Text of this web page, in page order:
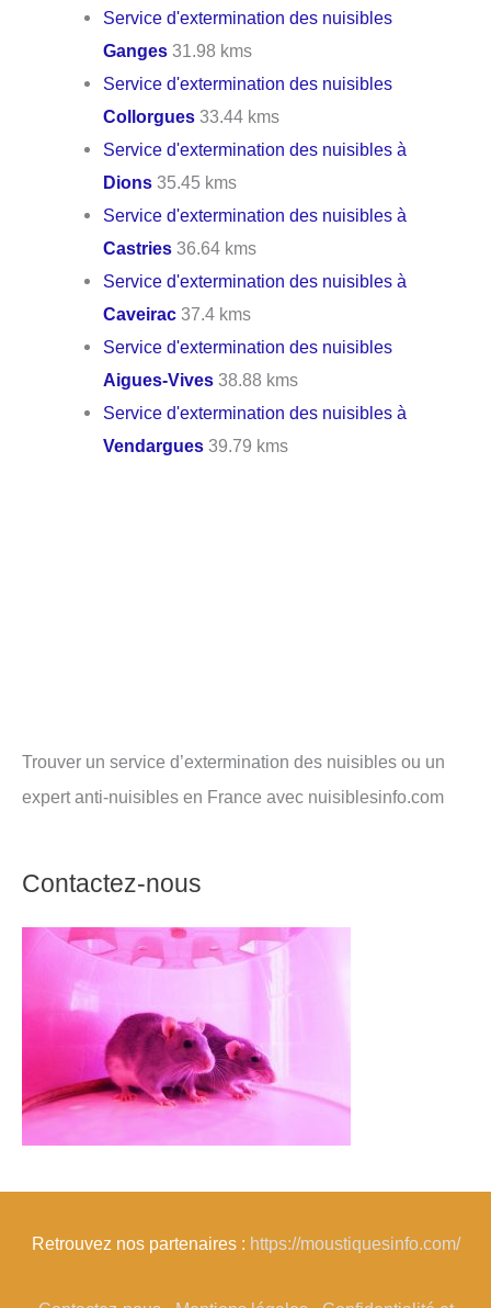
Service d'extermination des nuisibles
Ganges 31.98 kms
Service d'extermination des nuisibles
Collorgues 33.44 kms
Service d'extermination des nuisibles à
Dions 35.45 kms
Service d'extermination des nuisibles à
Castries 36.64 kms
Service d'extermination des nuisibles à
Caveirac 37.4 kms
Service d'extermination des nuisibles
Aigues-Vives 38.88 kms
Service d'extermination des nuisibles à
Vendargues 39.79 kms
Trouver un service d’extermination des nuisibles ou un
expert anti-nuisibles en France avec nuisiblesinfo.com
Contactez-nous
Retrouvez nos partenaires : https://moustiquesinfo.com/